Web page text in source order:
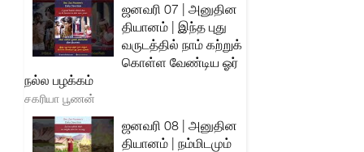
ஜனவரி 07 | அனுதின
தியானம் | இந்த புது
வருடத்தில் நாம் கற்றுக்
கொள்ள வேண்டிய ஓர்
நல்ல பழக்கம்
சகரியா பூணன்
ஜனவரி 08 | அனுதின
தியானம் | நம்மிடமும்